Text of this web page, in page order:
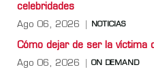
celebridades
Ago 06, 2026 NOTICIAS
Cómo dejar de ser la víctima
Ago 06, 2026 ON DEMAND